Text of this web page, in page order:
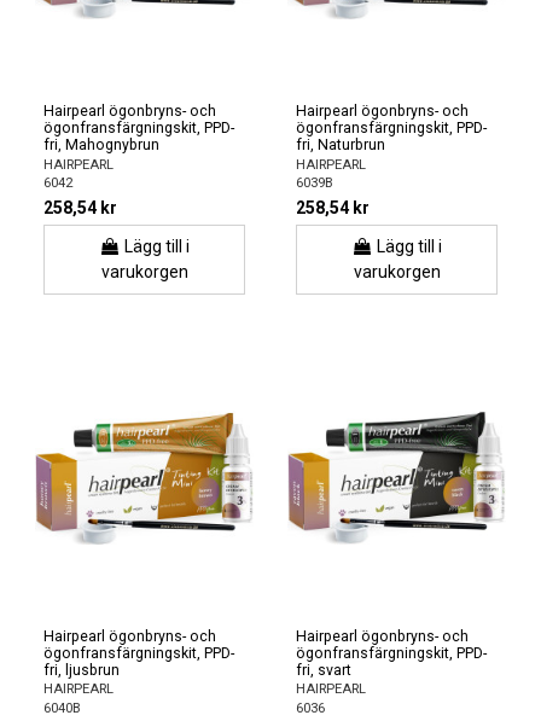
Hairpearl ögonbryns- och
ögonfransfärgningskit, PPD-
fri, Mahognybrun
HAIRPEARL
6042
258,54 kr
Lägg till i
varukorgen
Hairpearl ögonbryns- och
ögonfransfärgningskit, PPD-
fri, Naturbrun
HAIRPEARL
6039B
258,54 kr
Lägg till i
varukorgen
Hairpearl ögonbryns- och
ögonfransfärgningskit, PPD-
fri, ljusbrun
HAIRPEARL
6040B
Hairpearl ögonbryns- och
ögonfransfärgningskit, PPD-
fri, svart
HAIRPEARL
6036